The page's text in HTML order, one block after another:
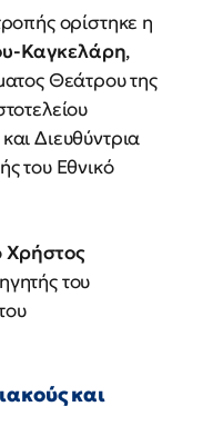
ορίστηκε η
Καγκελάρη,
Θεάτρου της
Διευθύντρια
του Εθνικό
Χρήστος
του
και